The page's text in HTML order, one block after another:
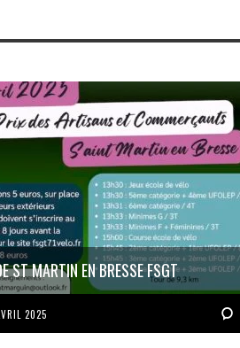
ST MARTIN EN BRESSE FSGT
2025